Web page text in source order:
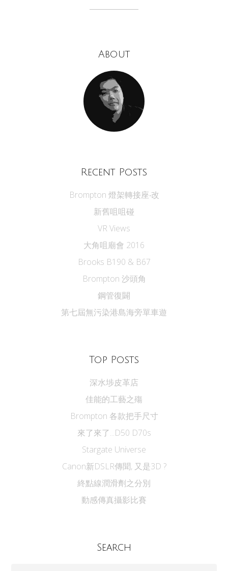
About
Recent Posts
Brompton 燈架轉接座‧改
新舊咀咀碰
VR Views
大角咀廟會 2016
Brooks B190 & B67
Brompton 沙頭角
鋼管復闢
第七屆無污染港島海旁單車遊
Top Posts
深水埗皮革店
佳能的工藝之殤
Brompton 各款把手尺寸
來了來了...D50 D70s
Stargate Universe
Canon新DSLR傳聞, 又是3D ?
終點線潤滑劑之分別
動感傳真攝影比賽
Search